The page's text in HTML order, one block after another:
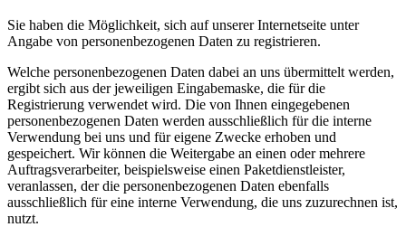
Sie haben die Möglichkeit, sich auf unserer Internetseite unter
Angabe von personenbezogenen Daten zu registrieren.
Welche personenbezogenen Daten dabei an uns übermittelt werden,
ergibt sich aus der jeweiligen Eingabemaske, die für die
Registrierung verwendet wird. Die von Ihnen eingegebenen
personenbezogenen Daten werden ausschließlich für die interne
Verwendung bei uns und für eigene Zwecke erhoben und
gespeichert. Wir können die Weitergabe an einen oder mehrere
Auftragsverarbeiter, beispielsweise einen Paketdienstleister,
veranlassen, der die personenbezogenen Daten ebenfalls
ausschließlich für eine interne Verwendung, die uns zuzurechnen ist,
nutzt.